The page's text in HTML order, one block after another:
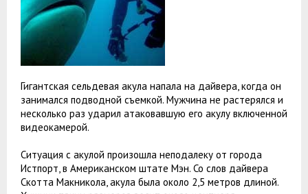
Гигантская сельдевая акула напала на дайвера, когда он
занимался подводной съемкой. Мужчина не растерялся и
несколько раз ударил атаковавшую его акулу включенной
видеокамерой.
Ситуация с акулой произошла неподалеку от города
Истпорт, в Американском штате Мэн. Со слов дайвера
Скотта Макникола, акула была около 2,5 метров длиной.